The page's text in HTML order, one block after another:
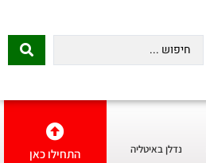
נדלן באיטליה התחילו כאן